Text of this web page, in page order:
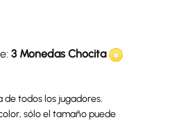
3 Monedas Chocita
todos los jugadores.
sólo el tamaño puede